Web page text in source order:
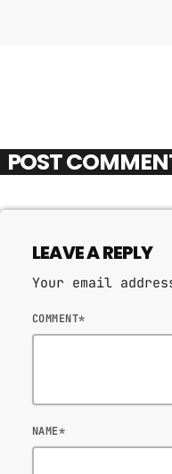
POST
LEAVE A REPLY
Your email
COMMENT*
NAME*